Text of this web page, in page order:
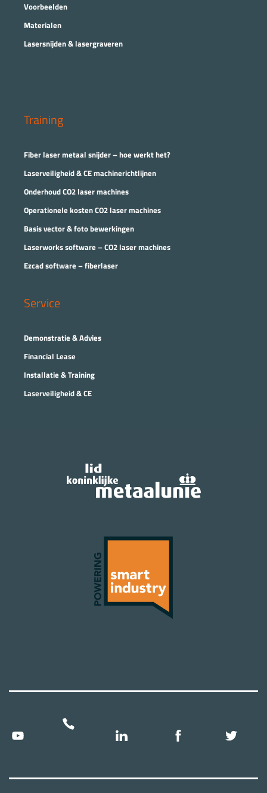
Voorbeelden
Materialen
Lasersnijden & lasergraveren
Training
Fiber laser metaal snijder – hoe werkt het?
Laserveiligheid & CE machinerichtlijnen
Onderhoud CO2 laser machines
Operationele kosten CO2 laser machines
Basis vector & foto bewerkingen
Laserworks software – CO2 laser machines
Ezcad software – fiberlaser
Service
Demonstratie & Advies
Financial Lease
Installatie & Training
Laserveiligheid & CE